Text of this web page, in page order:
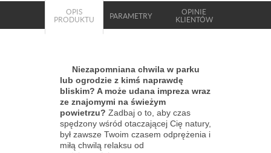
OPIS
PRODUKTU
PARAMETRY
OPINIE
KLIENTÓW
Niezapomniana chwila w parku
lub ogrodzie z kimś naprawdę
bliskim? A może udana impreza wraz
ze znajomymi na świeżym
powietrzu? Zadbaj o to, aby czas
spędzony wśród otaczającej Cię natury,
był zawsze Twoim czasem odprężenia i
miłą chwilą relaksu od